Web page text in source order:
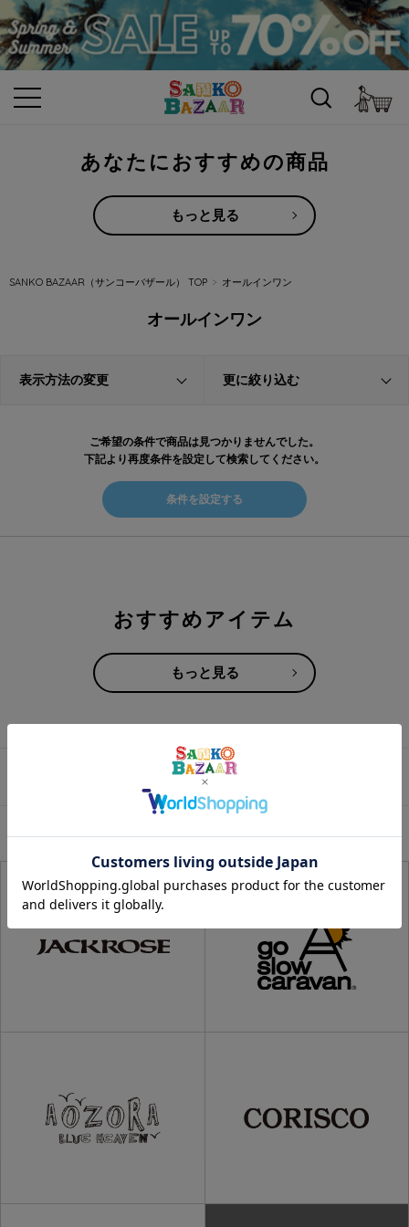
あなたにおすすめの商品
もっと見る
SANKO BAZAAR（サンコーバザール） TOP オールインワン
オールインワン
表示方法の変更 更に絞り込む
ご希望の条件で商品は見つかりませんでした。
下記より再度条件を設定して検索してください。
条件を設定する
おすすめアイテム
もっと見る